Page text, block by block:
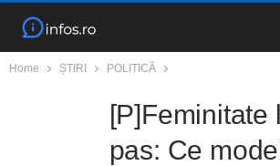
Home ȘTIRI POLITICĂ
[P]Feminitate
pas: Ce